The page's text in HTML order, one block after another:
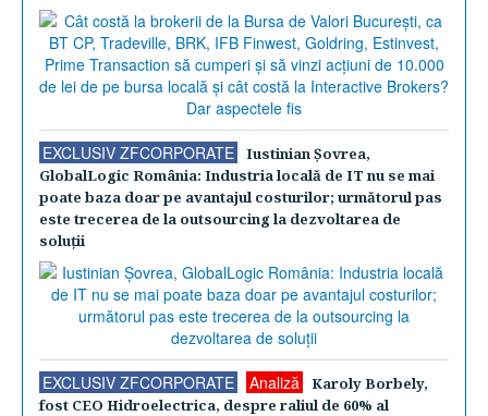
EXCLUSIV ZFCORPORATE
Iustinian Şovrea,
GlobalLogic România: Industria locală de IT nu se mai
poate baza doar pe avantajul costurilor; următorul pas
este trecerea de la outsourcing la dezvoltarea de
soluţii
EXCLUSIV ZFCORPORATE Analiză
Karoly Borbely,
fost CEO Hidroelectrica, despre raliul de 60% al